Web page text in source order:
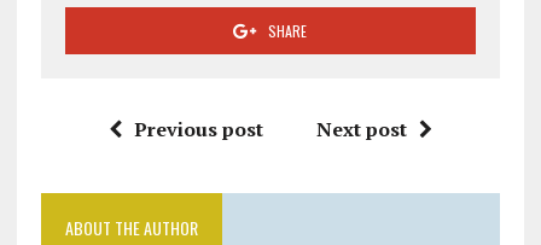
SHARE
Previous post Next post
ABOUT THE AUTHOR